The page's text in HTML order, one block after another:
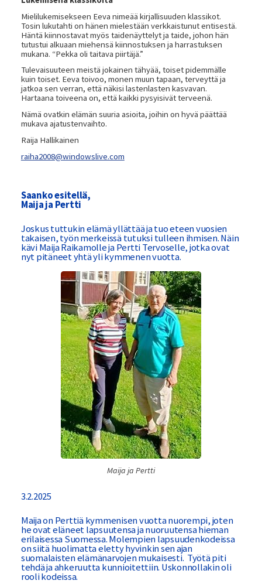
Mielilukemisekseen Eeva nimeää kirjallisuuden klassikot.
Tosin lukutahti on hänen mielestään verkkaistunut entisestä.
Häntä kiinnostavat myös taidenäyttelyt ja taide, johon hän
tutustui alkuaan miehensä kiinnostuksen ja harrastuksen
mukana. “Pekka oli taitava piirtäjä.”
Tulevaisuuteen meistä jokainen tähyää, toiset pidemmälle
kuin toiset. Eeva toivoo, monen muun tapaan, terveyttä ja
jatkoa sen verran, että näkisi lastenlasten kasvavan.
Hartaana toiveena on, että kaikki pysyisivät terveenä.
Nämä ovatkin elämän suuria asioita, joihin on hyvä päättää
mukava ajatustenvaihto.
Raija Hallikainen
raiha2008@windowslive.com
Saanko esitellä,
Maija ja Pertti
Joskus tuttukin elämä yllättää ja tuo eteen vuosien
takaisen, työn merkeissä tutuksi tulleen ihmisen. Näin
kävi Maija Raikamolle ja Pertti Tervoselle, jotka ovat
nyt pitäneet yhtä yli kymmenen vuotta.
Maija ja Pertti
3.2.2025
Maija on Perttiä kymmenisen vuotta nuorempi, joten
he ovat eläneet lapsuutensa ja nuoruutensa hieman
erilaisessa Suomessa. Molempien lapsuudenkodeissa
on siitä huolimatta eletty hyvinkin sen ajan
suomalaisten elämänarvojen mukaisesti. Työtä piti
tehdä ja ahkeruutta kunnioitettiin. Uskonnollakin oli
rooli kodeissa.